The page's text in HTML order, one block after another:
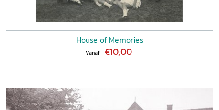
House of Memories
Vanaf €10,00